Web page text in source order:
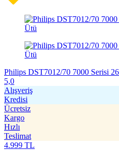
Philips DST7012/70 7000 Serisi
5,0
Alışveriş
Kredisi
Ücretsiz
Kargo
Hızlı
Teslimat
4.999 TL